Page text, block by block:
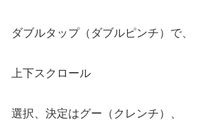
ダブルタップ（ダブルピンチ）で、
上下スクロール
選択、決定はグー（クレンチ）、